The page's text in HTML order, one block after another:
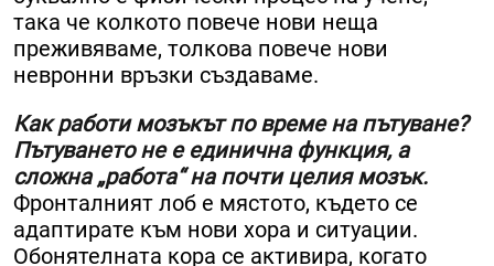
така че колкото повече нови неща
преживяваме, толкова повече нови
невронни връзки създаваме.
Как работи мозъкът по време на пътуване?
Пътуването не е единична функция, а
сложна „работа“ на почти целия мозък.
Фронталният лоб е мястото, където се
адаптирате към нови хора и ситуации.
Обонятелната кора се активира, когато